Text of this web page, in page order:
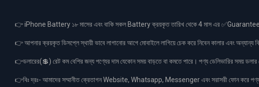
👉 iPhone Battery ১৮ মাসের এবং বাকি সকল Battery ক্রয়কৃত তারিখ থেকে 4 মাস এর ✅Guarantee
👉 আপনার ক্রয়কৃত ডিসপ্লে স্থায়ী ভাবে লাগানোর আগে মোবাইলে লাগিয়ে চেক করে নিবেন কালার এবং
👉ডলারের(💲) রেট কম বেশির জন্য পণ্যের দাম যেকোন সময় বাড়তে বা কমতে পারে। পণ্য ডেলিভারির সময় ডলার
👉বিঃ দ্রঃ- আমাদের সম্মানীত ক্রেতাগন Website, Whatsapp, Messenger এবং সরাসরী ফোন করে